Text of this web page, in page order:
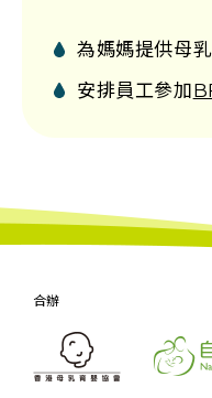
為媽媽提供母
安排員工參加
合辦